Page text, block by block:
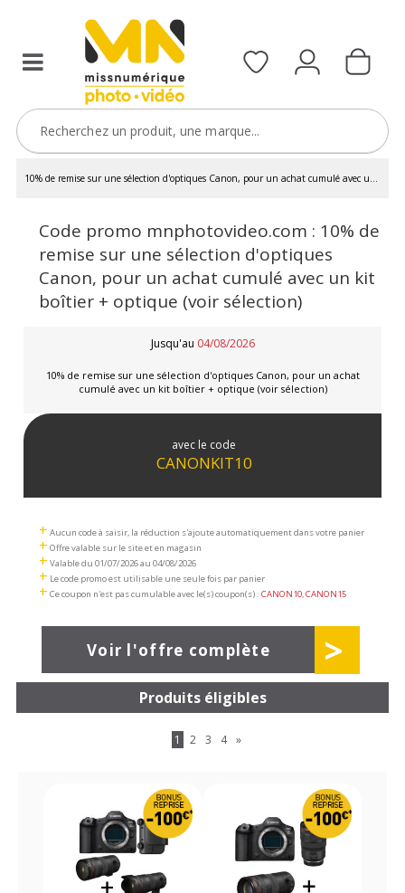
10% de remise sur une sélection d'optiques Canon, pour un achat cumulé avec un
Code promo mnphotovideo.com : 10% de
remise sur une sélection d'optiques
Canon, pour un achat cumulé avec un kit
boîtier + optique (voir sélection)
Jusqu'au 04/08/2026
10% de remise sur une sélection d'optiques Canon, pour un achat
cumulé avec un kit boîtier + optique (voir sélection)
avec le code
CANONKIT10
+ Aucun code à saisir, la réduction s'ajoute automatiquement dans votre panier
+ Offre valable sur le site et en magasin
+ Valable du 01/07/2026 au 04/08/2026
+ Le code promo est utilisable une seule fois par panier
+ Ce coupon n'est pas cumulable avec le(s) coupon(s) : CANON10 CANON15
Voir l'offre complète >
Produits éligibles
1 2 3 4 »